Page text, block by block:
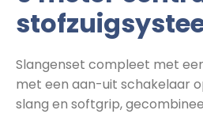
Slangenset compleet met
met een aan-uit schakelaar
slang en softgrip,